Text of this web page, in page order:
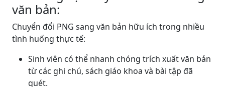
văn bản:
Chuyển đổi PNG sang văn bản hữu ích trong nhiều
tình huống thực tế:
Sinh viên có thể nhanh chóng trích xuất văn bản
từ các ghi chú, sách giáo khoa và bài tập đã
quét.